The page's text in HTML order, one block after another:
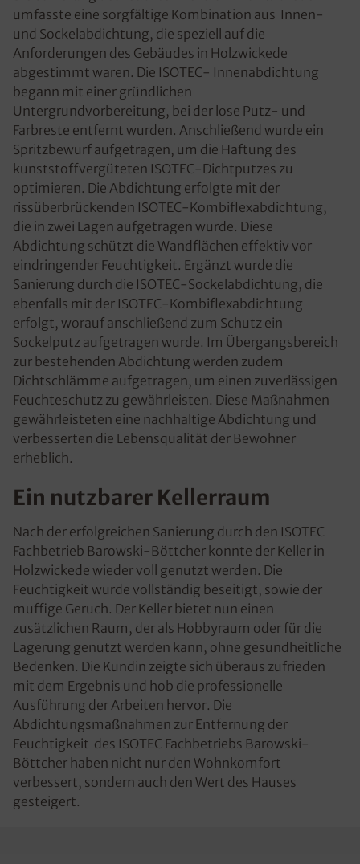
umfasste eine sorgfältige Kombination aus Innen-
und Sockelabdichtung, die speziell auf die
Anforderungen des Gebäudes in Holzwickede
abgestimmt waren. Die ISOTEC- Innenabdichtung
begann mit einer gründlichen
Untergrundvorbereitung, bei der lose Putz- und
Farbreste entfernt wurden. Anschließend wurde ein
Spritzbewurf aufgetragen, um die Haftung des
kunststoffvergüteten ISOTEC-Dichtputzes zu
optimieren. Die Abdichtung erfolgte mit der
rissüberbrückenden ISOTEC-Kombiflexabdichtung,
die in zwei Lagen aufgetragen wurde. Diese
Abdichtung schützt die Wandflächen effektiv vor
eindringender Feuchtigkeit. Ergänzt wurde die
Sanierung durch die ISOTEC-Sockelabdichtung, die
ebenfalls mit der ISOTEC-Kombiflexabdichtung
erfolgt, worauf anschließend zum Schutz ein
Sockelputz aufgetragen wurde. Im Übergangsbereich
zur bestehenden Abdichtung werden zudem
Dichtschlämme aufgetragen, um einen zuverlässigen
Feuchteschutz zu gewährleisten. Diese Maßnahmen
gewährleisteten eine nachhaltige Abdichtung und
verbesserten die Lebensqualität der Bewohner
erheblich.
Ein nutzbarer Kellerraum
Nach der erfolgreichen Sanierung durch den ISOTEC
Fachbetrieb Barowski-Böttcher konnte der Keller in
Holzwickede wieder voll genutzt werden. Die
Feuchtigkeit wurde vollständig beseitigt, sowie der
muffige Geruch. Der Keller bietet nun einen
zusätzlichen Raum, der als Hobbyraum oder für die
Lagerung genutzt werden kann, ohne gesundheitliche
Bedenken. Die Kundin zeigte sich überaus zufrieden
mit dem Ergebnis und hob die professionelle
Ausführung der Arbeiten hervor. Die
Abdichtungsmaßnahmen zur Entfernung der
Feuchtigkeit des ISOTEC Fachbetriebs Barowski-
Böttcher haben nicht nur den Wohnkomfort
verbessert, sondern auch den Wert des Hauses
gesteigert.